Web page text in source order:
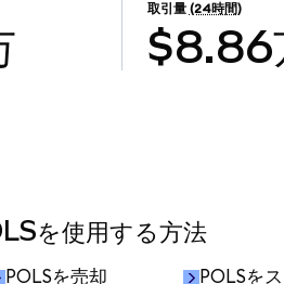
取引量 (24時間)
$8.86
を使用する方法
POLSを売却 POLSを